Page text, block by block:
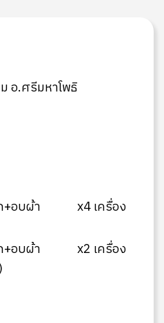
อ.ศรีมหาโพธิ
+อบผ้า
x4 เครื่อง
+อบผ้า
x2 เครื่อง